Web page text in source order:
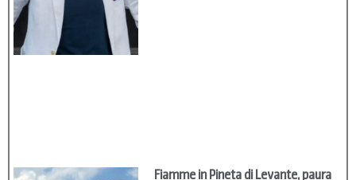
Fiamme in Pineta di Levante, paura